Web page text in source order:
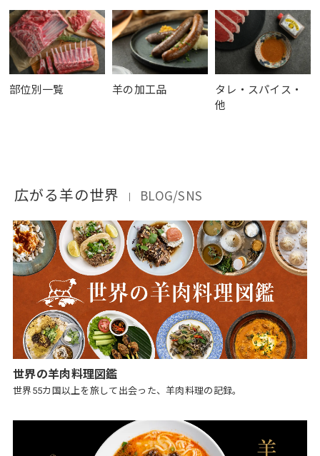
部位別一覧 羊の加工品
タレ・スパイス・
他
広がる羊の世界 ｜ BLOG/SNS
世界の羊肉料理図鑑
世界55カ国以上を旅して出会った、羊肉料理の記録。